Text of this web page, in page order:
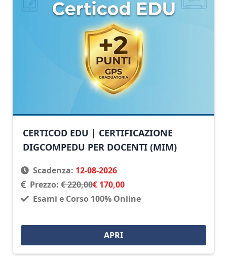
CERTICOD EDU | CERTIFICAZIONE
DIGCOMPEDU PER DOCENTI (MIM)
Scadenza: 12-08-2026
Prezzo: € 220,00€ 170,00
Esami e Corso 100% Online
APRI